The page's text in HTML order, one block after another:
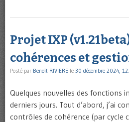
Projet IXP
cohérences et
Posté par Benoît RIVIERE le 30 décembre 2024,
Quelques nouvelles des fonctions
derniers jours. Tout d’abord, j’ai
contrôles de cohérence (par cycle